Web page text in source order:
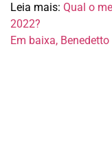
Leia mais: Qual o
2022?
Em baixa,